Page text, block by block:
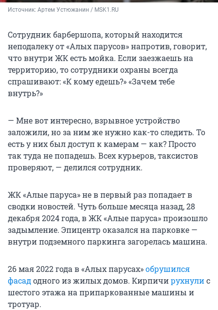
Источник: Артем Устюжанин / MSK1.RU
Сотрудник барбершопа, который находится
неподалеку от «Алых парусов» напротив, говорит,
что внутри ЖК есть мойка. Если заезжаешь на
территорию, то сотрудники охраны всегда
спрашивают: «К кому едешь?» «Зачем тебе
внутрь?»
— Мне вот интересно, взрывное устройство
заложили, но за ним же нужно как-то следить. То
есть у них был доступ к камерам — как? Просто
так туда не попадешь. Всех курьеров, таксистов
проверяют, — делился сотрудник.
ЖК «Алые паруса» не в первый раз попадает в
сводки новостей. Чуть больше месяца назад, 28
декабря 2024 года, в ЖК «Алые паруса» произошло
задымление. Эпицентр оказался на парковке —
внутри подземного паркинга загорелась машина.
26 мая 2022 года в «Алых парусах»обрушился
фасадодного из жилых домов. Кирпичирухнулис
шестого этажа на припаркованные машины и
тротуар.